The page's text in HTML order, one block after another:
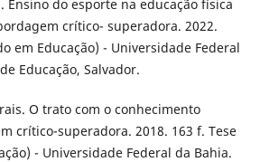
Ensino do esporte na educação física
crítico- superadora. 2022.
em Educação) - Universidade Federal
Educação, Salvador.
O trato com o conhecimento
crítico-superadora. 2018. 163 f. Tese
- Universidade Federal da Bahia.